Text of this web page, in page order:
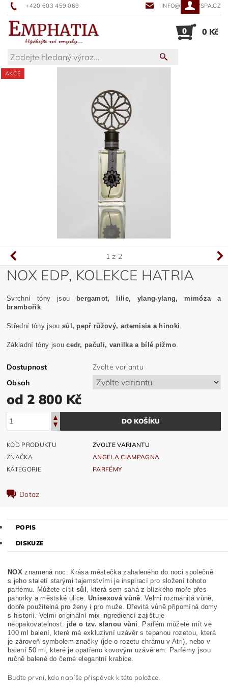
+420 603 459 069 INFO@SUNNYSPA.CZ
0 0 Kč
AKCE
1 z 2
NOX EDP, KOLEKCE HATRIA
Svrchní tóny jsou
bergamot, lilie, ylang-ylang, mimóza a
brambořík
Střední tóny jsou sůl, pepř růžový, artemisia a hinoki
Základní tóny jsoucedr, pačuli, vanilka a bílé pižmo
Dostupnost
Zvolte variantu
Obsah
od 2 800 Kč
KÓD PRODUKTU
ZVOLTE VARIANTU
ZNAČKA
ANGELA CIAMPAGNA
KATEGORIE
PARFÉMY
Dotaz
POPIS
DISKUZE
NOXznamená noc. Krása městečka zahaleného do noci společně
s jeho staletí starými tajemstvími je inspirací pro složení tohoto
parfému. Můžete cítitsůl , která sem sahá z blízkého moře přes
pahorky a městské ulice.Unisexová vůně. Velmi rozmanitá vůně,
dobře použitelná pro ženy i pro muže. Dřevitá vůně připomíná domy
s historií. Velmi originální mix ingrediencí zajišťuje
neopakovatelnost. jde o tzv. slanou vůni . Parfém můžete mít ve
100 ml balení, které má exkluzivní uzávěr s tepanou rozetou, která
je zároveň symbolem značky (jde o rozetu chrámu v Atri), nebo v
balení 50 ml, které je opatřeno kovovým uzávěrem. Parfémy jsou
ručně balené do černé elegantní krabice.
Buďte první, kdo napíše příspěvek k této položce.